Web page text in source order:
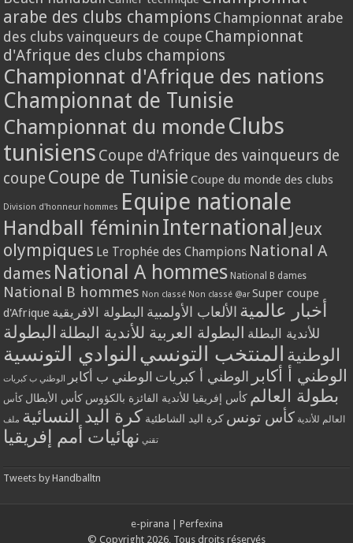
arabe des clubs champions Championnat arabe
des clubs vainqueurs de coupe Championnat
d'Afrique des clubs champions
Championnat d'Afrique des nations
Championnat de Tunisie
Championnat du monde Clubs
tunisiens Coupe d'Afrique des vainqueurs de
coupe Coupe de Tunisie Coupe du monde des clubs
Division d'honneur hommes Equipe nationale
Handball féminin International Jeux
olympiques Le Trophée des Champions National A
dames National A hommes National B dames
National B hommes Non classé Non classé @ar Super coupe
d'Afrique
أخبار عالمية الألعاب الأولمبية البطولة الافريقية
للأندية البطلة البطولة العربية للأندية البطلة البطولة
الوطنية المنتخب التونسي النوادي التونسية
الوطني أ أكابر الوطني أ كبريات الوطني ب أكابر الوطني ب كبريات
بطولة العالم كأس إفريقيا للأندية الفائزة بالكؤوس كأس الأبطال كأس
العالم للأندية كأس تونس كرة اليد الشاطئية كرة اليد النسائية ملف
تقني نهائيات أمم إفريقيا
Tweets by Handballtn
e-pirana
Perfexina
© Copyright 2026, Tous droits réservés